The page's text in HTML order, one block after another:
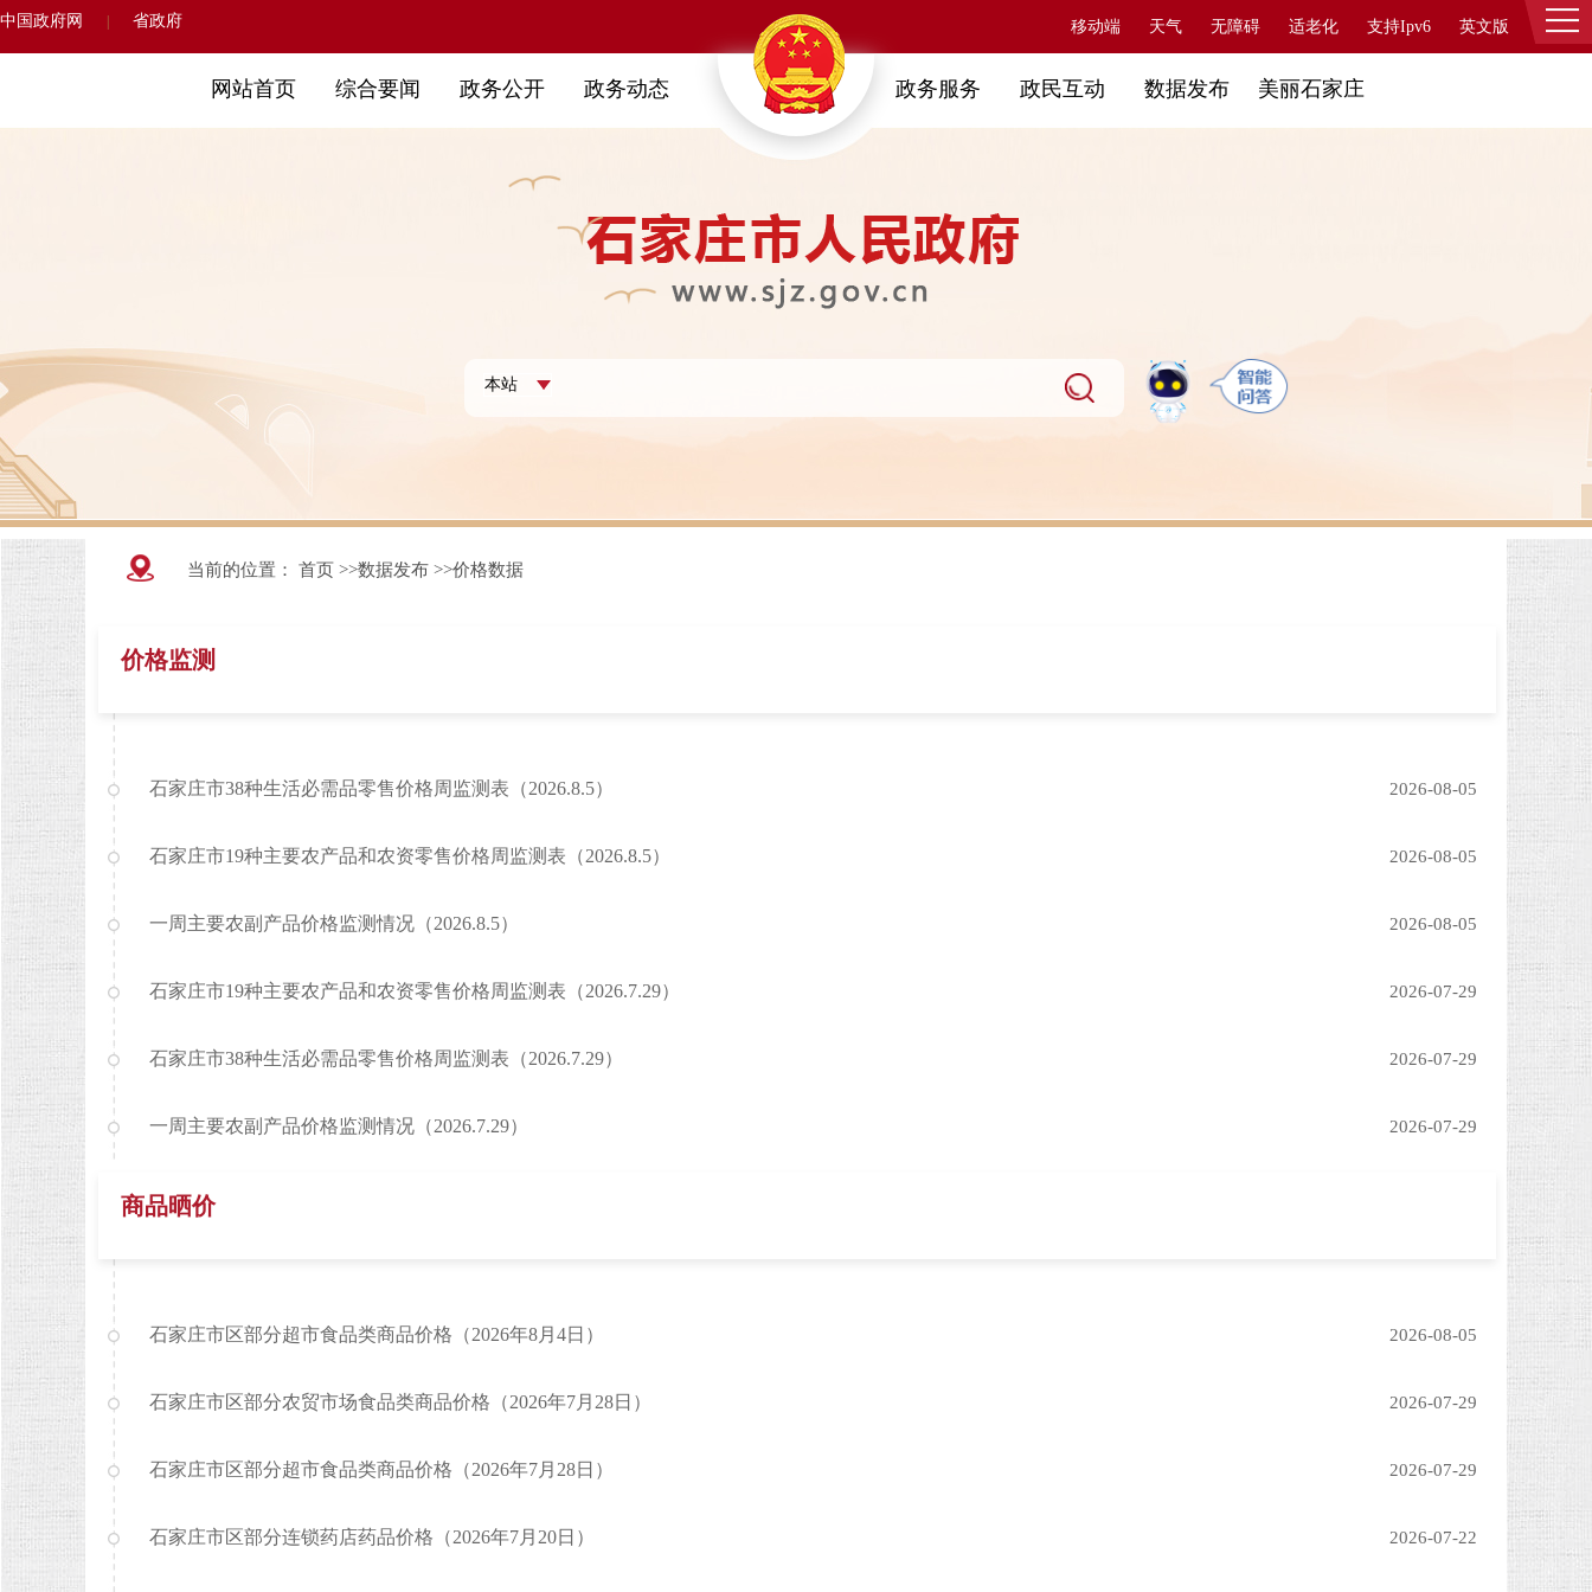
中国政府网 省政府 移动端 天气 无障碍 适老化 支持Ipv6 英文版 登录
网站首页 综合要闻 政务公开 政务动态 政务服务 政民互动 数据发布 美丽石家庄
当前的位置： 首页 >>数据发布 >>价格数据
价格监测
石家庄市38种生活必需品零售价格周监测表（2026.8.5） 2026-08-05
石家庄市19种主要农产品和农资零售价格周监测表（2026.8.5） 2026-08-05
一周主要农副产品价格监测情况（2026.8.5） 2026-08-05
石家庄市19种主要农产品和农资零售价格周监测表（2026.7.29） 2026-07-29
石家庄市38种生活必需品零售价格周监测表（2026.7.29） 2026-07-29
一周主要农副产品价格监测情况（2026.7.29） 2026-07-29
商品晒价
石家庄市区部分超市食品类商品价格（2026年8月4日） 2026-08-05
石家庄市区部分农贸市场食品类商品价格（2026年7月28日） 2026-07-29
石家庄市区部分超市食品类商品价格（2026年7月28日） 2026-07-29
石家庄市区部分连锁药店药品价格（2026年7月20日） 2026-07-22